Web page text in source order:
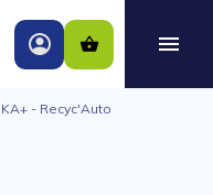
- Recyc'Auto